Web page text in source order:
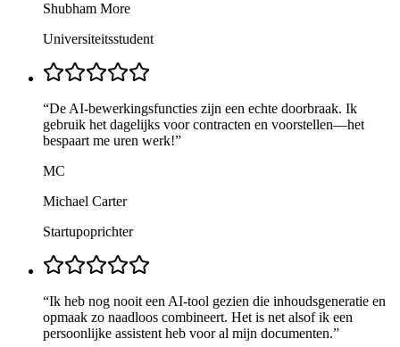
Shubham More
Universiteitsstudent
“De AI-bewerkingsfuncties zijn een echte doorbraak. Ik
gebruik het dagelijks voor contracten en voorstellen—het
bespaart me uren werk!”
MC
Michael Carter
Startupoprichter
“Ik heb nog nooit een AI-tool gezien die inhoudsgeneratie en
opmaak zo naadloos combineert. Het is net alsof ik een
persoonlijke assistent heb voor al mijn documenten.”